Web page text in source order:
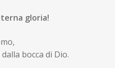
gloria!
bocca di Dio.